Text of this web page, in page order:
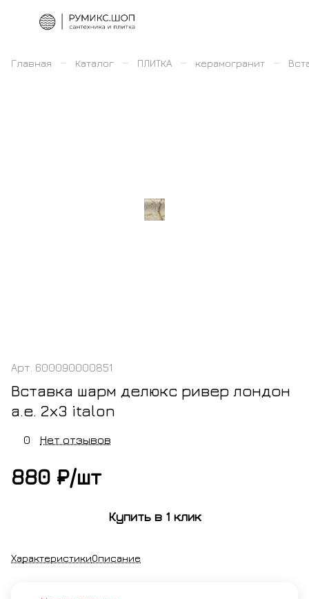
Главная – Каталог – ПЛИТКА – керамогранит –
Арт. 600090000851
Вставка шарм делюкс ривер лондон
а.е. 2х3 italon
0 Нет отзывов
880 ₽/шт
Купить в 1 клик
ХарактеристикиОписание